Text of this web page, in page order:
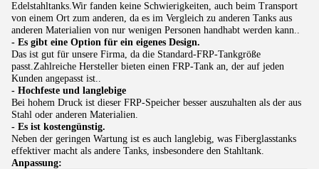
Edelstahltanks.Wir fanden keine Schwierigkeiten, auch beim Transport
von einem Ort zum anderen, da es im Vergleich zu anderen Tanks aus
anderen Materialien von nur wenigen Personen handhabt werden kann..
- Es gibt eine Option für ein eigenes Design.
Das ist gut für unsere Firma, da die Standard-FRP-Tankgröße
passt.Zahlreiche Hersteller bieten einen FRP-Tank an, der auf jeden
Kunden angepasst ist..
- Hochfeste und langlebige
Bei hohem Druck ist dieser FRP-Speicher besser auszuhalten als der aus
Stahl oder anderen Materialien.
- Es ist kostengünstig.
Neben der geringen Wartung ist es auch langlebig, was Fiberglasstanks
effektiver macht als andere Tanks, insbesondere den Stahltank.
Anpassung: